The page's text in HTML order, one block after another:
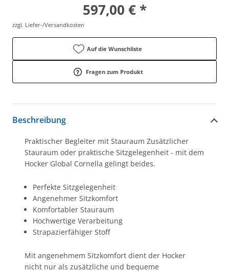
597,00 € *
zzgl. Liefer-/Versandkosten
Auf die Wunschliste
Fragen zum Produkt
Beschreibung
Praktischer Begleiter mit Stauraum Zusätzlicher
Stauraum oder praktische Sitzgelegenheit - mit dem
Hocker Global Cornella gelingt beides.
Perfekte Sitzgelegenheit
Angenehmer Sitzkomfort
Komfortabler Stauraum
Hochwertige Verarbeitung
Strapazierfähiger Stoff
Mit angenehmem Sitzkomfort dient der Hocker
nicht nur als zusätzliche und bequeme